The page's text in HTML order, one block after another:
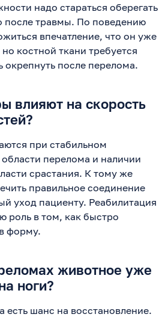
надо стараться оберегать
после травмы. По поведению
впечатление, что он уже
костной ткани требуется
окрепнуть после перелома.
влияют на скорость
при стабильном
перелома и наличии
срастания. К тому же
правильное соединение
уход пациенту. Реабилитация
роль в том, как быстро
форму.
животное уже
ноги?
есть шанс на восстановление.